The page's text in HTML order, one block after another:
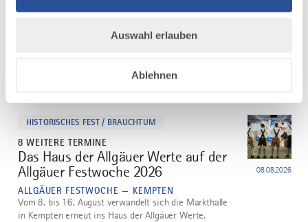
Auswahl erlauben
Ablehnen
HISTORISCHES FEST / BRAUCHTUM
8 WEITERE TERMINE
1
Das Haus der Allgäuer Werte auf der
Allgäuer Festwoche 2026
ALLGÄUER FESTWOCHE — KEMPTEN
08.08.2026
©
Vom 8. bis 16. August verwandelt sich die Markthalle
in Kempten erneut ins Haus der Allgäuer Werte.
mehr